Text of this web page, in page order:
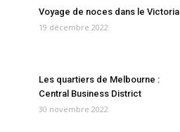
Voyage de noces dans le Victoria
19 décembre 2022
Les quartiers de Melbourne :
Central Business District
30 novembre 2022